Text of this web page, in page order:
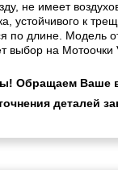
не имеет
устойчивого к
по длине. Модель
выбор на
Обращаем Ваше
деталей